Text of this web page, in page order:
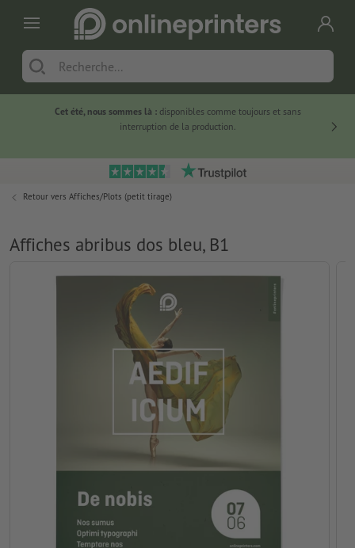
Cet été, nous sommes là :disponibles comme toujours et sans
interruption de la production.
Retour vers Affiches/Plots (petit tirage)
Affiches abribus dos bleu, B1